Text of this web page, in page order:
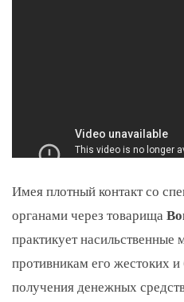
Имея плотный контакт со
органами через товарища
практикует насильственные
противникам его жестоких
получения денежных